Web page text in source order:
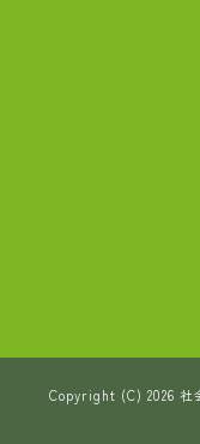
Copyright (C) 2026 社